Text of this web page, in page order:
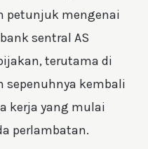
petunjuk mengenai
sentral AS
terutama di
kembali
kerja yang mulai
perlambatan.